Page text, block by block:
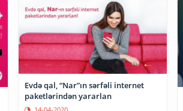
Evdə qal, “Nar”ın sərfəli internet
paketlərindən yararlan